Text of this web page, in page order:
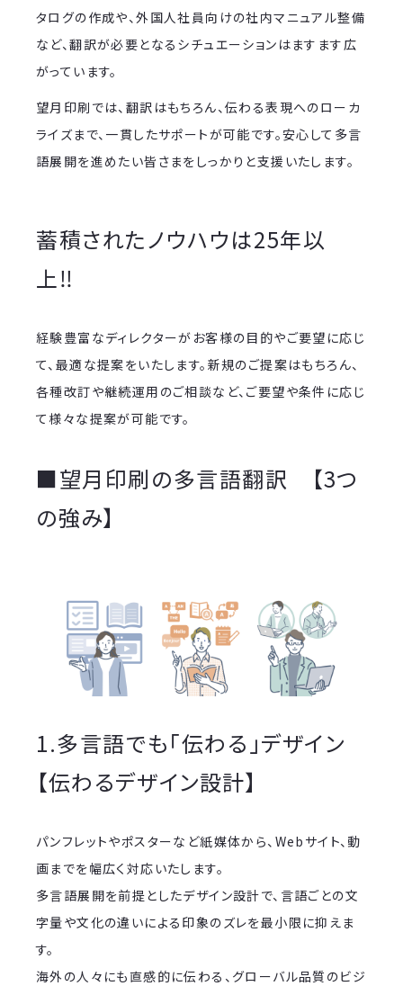
タログの作成や、外国人社員向けの社内マニュアル整備
など、翻訳が必要となるシチュエーションはますます広
がっています。
望月印刷では、翻訳はもちろん、伝わる表現へのローカ
ライズまで、一貫したサポートが可能です。安心して多言
語展開を進めたい皆さまをしっかりと支援いたします。
蓄積されたノウハウは25年以
上‼
経験豊富なディレクターがお客様の目的やご要望に応じ
て、最適な提案をいたします。新規のご提案はもちろん、
各種改訂や継続運用のご相談など、ご要望や条件に応じ
て様々な提案が可能です。
■望月印刷の多言語翻訳 【3つ
の強み】
1.多言語でも「伝わる」デザイン
【伝わるデザイン設計】
パンフレットやポスターなど紙媒体から、Webサイト、動
画までを幅広く対応いたします。
多言語展開を前提としたデザイン設計で、言語ごとの文
字量や文化の違いによる印象のズレを最小限に抑えま
す。
海外の人々にも直感的に伝わる、グローバル品質のビジ